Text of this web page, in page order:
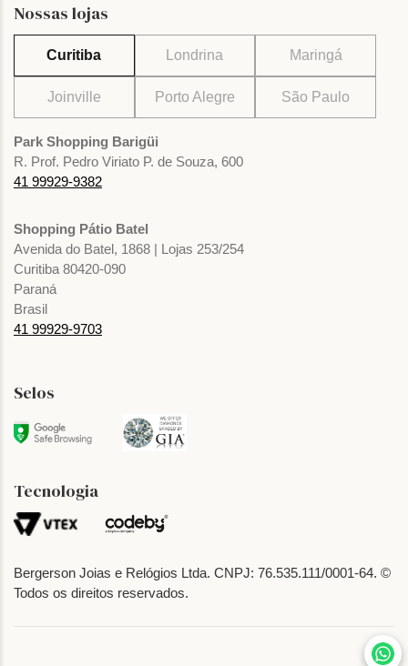
Nossas lojas
Curitiba Londrina Maringá
Joinville Porto Alegre São Paulo
Park Shopping Barigüi
R. Prof. Pedro Viriato P. de Souza, 600
41 99929-9382
Shopping Pátio Batel
Avenida do Batel, 1868 | Lojas 253/254
Curitiba 80420-090
Paraná
Brasil
41 99929-9703
Bergerson Joias e Relógios Ltda. CNPJ: 76.535.111/0001-64. ©
Todos os direitos reservados.
Selos
Tecnologia